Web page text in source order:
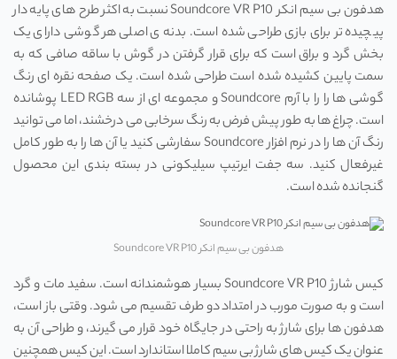
هدفون بی سیم انکر Soundcore VR P10 نسبت به اکثر طرح‌ های پایه ‌دار
پیچیده ‌تر برای بازی طراحی شده است. بدنه ی اصلی هر گوشی دارای یک
بخش گرد و براق است که برای قرار گرفتن در گوش با ساقه صافی که به
سمت پایین کشیده شده است طراحی شده است. یک صفحه نقره ای رنگ
گوشی‌ ها را را با آرم Soundcore و مجموعه ای از سه LED RGB پوشانده
است. چراغ‌ ها به ‌طور پیش ‌فرض به رنگ سرخابی می درخشند، اما می توانید
رنگ آن‌ ها را در نرم افزار Soundcore سفارشی کنید یا آن‌ ها را به طور کامل
غیرفعال کنید. سه جفت ایرتیپ سیلیکونی در بسته بندی این محصول
گنجانده شده است.
هدفون بی سیم انکر Soundcore VR P10
کیس شارژ Soundcore VR P10 بسیار هوشمندانه است. سفید مات و گرد
است و به صورت مورب در امتداد دو طرف تقسیم می شود. وقتی باز است،
هدفون ها برای شارژ به راحتی در جایگاه خود قرار می گیرند، و طراحی آن به
عنوان یک کیس های شارژ بی سیم کاملا استاندارد است. این کیس همچنین